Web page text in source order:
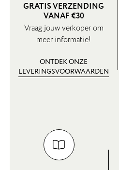
GRATIS VERZENDING
VANAF €30
Vraag jouw verkoper om
meer informatie!
ONTDEK ONZE
LEVERINGSVOORWAARDEN